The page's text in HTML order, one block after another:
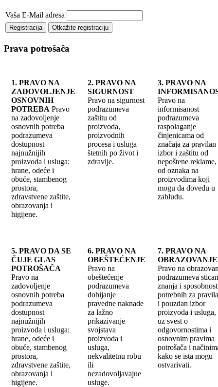
Vaša E-Mail adresa
Prava potrošača
1. PRAVO NA
ZADOVOLJENJE
OSNOVNIH
POTREBA Pravo
na zadovoljenje
osnovnih potreba
podrazumeva
dostupnost
najnužnijih
proizvoda i usluga:
hrane, odeće i
obuće, stambenog
prostora,
zdravstvene zaštite,
obrazovanja i
higijene.
2. PRAVO NA
SIGURNOST
Pravo na sigurnost
podrazumeva
zaštitu od
proizvoda,
proizvodnih
procesa i usluga
štetnih po život i
zdravlje.
3. PRAVO NA
Pravo na
informisanost
podrazumeva
raspolaganje
činjenicama od
značaja za pravilan
izbor i zaštitu od
nepoštene
od oznaka na
proizvodima koji
mogu da dovedu u
zabludu.
5. PRAVO DA SE
ČUJE GLAS
POTROŠAČA
Pravo na
zadovoljenje
osnovnih potreba
podrazumeva
dostupnost
najnužnijih
proizvoda i usluga:
hrane, odeće i
obuće, stambenog
prostora,
zdravstvene zaštite,
obrazovanja i
higijene.
6. PRAVO NA
OBEŠTEĆENJE
Pravo na
obeštećenje
podrazumeva
dobijanje
pravedne naknade
za lažno
prikazivanje
svojstava
proizvoda i
usluga,
nekvalitetnu robu
ili
nezadovoljavajue
usluge.
7. PRAVO NA
OBRAZOVANJE
Pravo na
podrazumeva
znanja i
potrebnih za
i pouzdan izbor
proizvoda i usluga,
uz svest o
odgovornostima i
osnovnim pravima
potrošača i
kako se ista mogu
ostvarivati.